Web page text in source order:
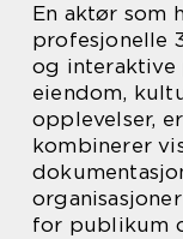
En aktør som
profesjonelle
og interaktive
eiendom,
opplevelser,
kombinerer
for publikum